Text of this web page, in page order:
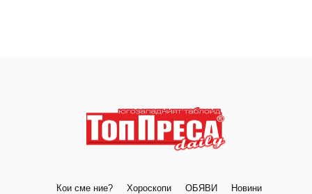
Кои сме ние? Хороскопи ОБЯВИ Новини